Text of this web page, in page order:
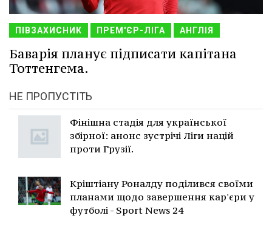
ПІВЗАХИСНИК ПРЕМ'ЄР-ЛІГА АНГЛІЯ
Баварія планує підписати капітана
Тоттенгема.
НЕ ПРОПУСТІТЬ
Фінішна стадія для української
збірної: анонс зустрічі Ліги націй
проти Грузії.
Кріштіану Роналду поділився своїми
планами щодо завершення кар'єри у
футболі - Sport News 24